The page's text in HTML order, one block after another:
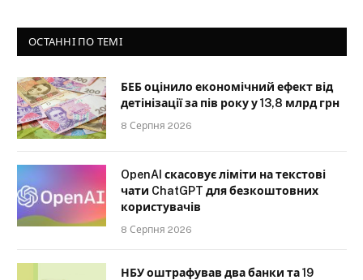
ОСТАННІ ПО ТЕМІ
БЕБ оцінило економічний ефект від
детінізації за пів року у 13,8 млрд грн
8 Серпня 2026
OpenAI скасовує ліміти на текстові
чати ChatGPT для безкоштовних
користувачів
8 Серпня 2026
НБУ оштрафував два банки та 19